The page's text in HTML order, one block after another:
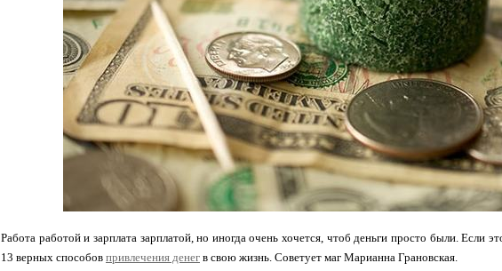
Работа работой и зарплата зарплатой, но иногда очень хочется, чтоб деньги просто были. Если
13 верных способов привлечения денег в свою жизнь. Советует маг Марианна Грановская.